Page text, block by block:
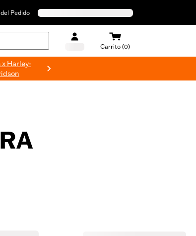
Pedido
Carrito (0)
Harley-